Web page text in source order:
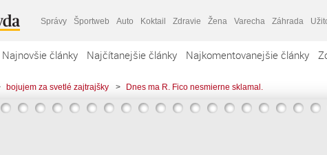
Správy Športweb Auto Koktail Zdravie Žena Varecha Záhrada
Najnovšie články Najčítanejšie články Najkomentovanejšie články
bojujem za svetlé zajtrajšky > Dnes ma R. Fico nesmierne sklamal.